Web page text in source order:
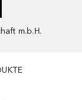
m.b.H.